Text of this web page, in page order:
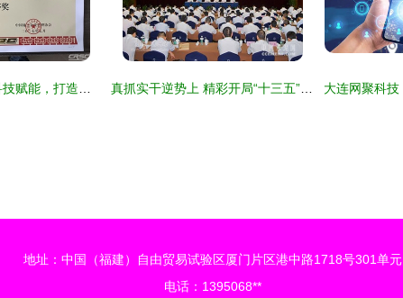
地址：中国（福建）自由贸易试验区厦门片区港中路1718号301单元
电话：1395068**